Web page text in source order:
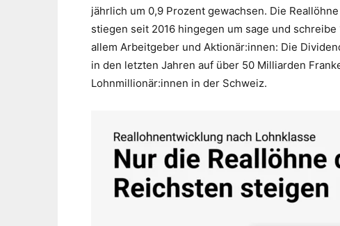
jährlich um 0,9 Prozent gewachsen. Die
stiegen seit 2016 hingegen um sage und
allem Arbeitgeber und Aktionär:innen: Die
in den letzten Jahren auf über 50 Milliarden
Lohnmillionär:innen in der Schweiz.